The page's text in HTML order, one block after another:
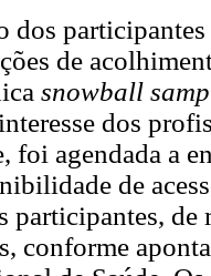
dos
de
snowball
dos
foi agendada a
de
participantes,
conforme